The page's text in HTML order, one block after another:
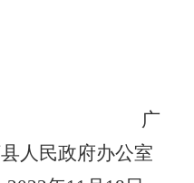
广
人民政府办公室